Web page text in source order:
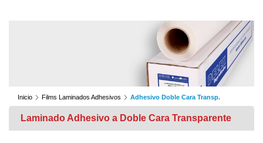
Inicio Films Laminados Adhesivos Adhesivo Doble Cara Transp.
Laminado Adhesivo a Doble Cara Transparente